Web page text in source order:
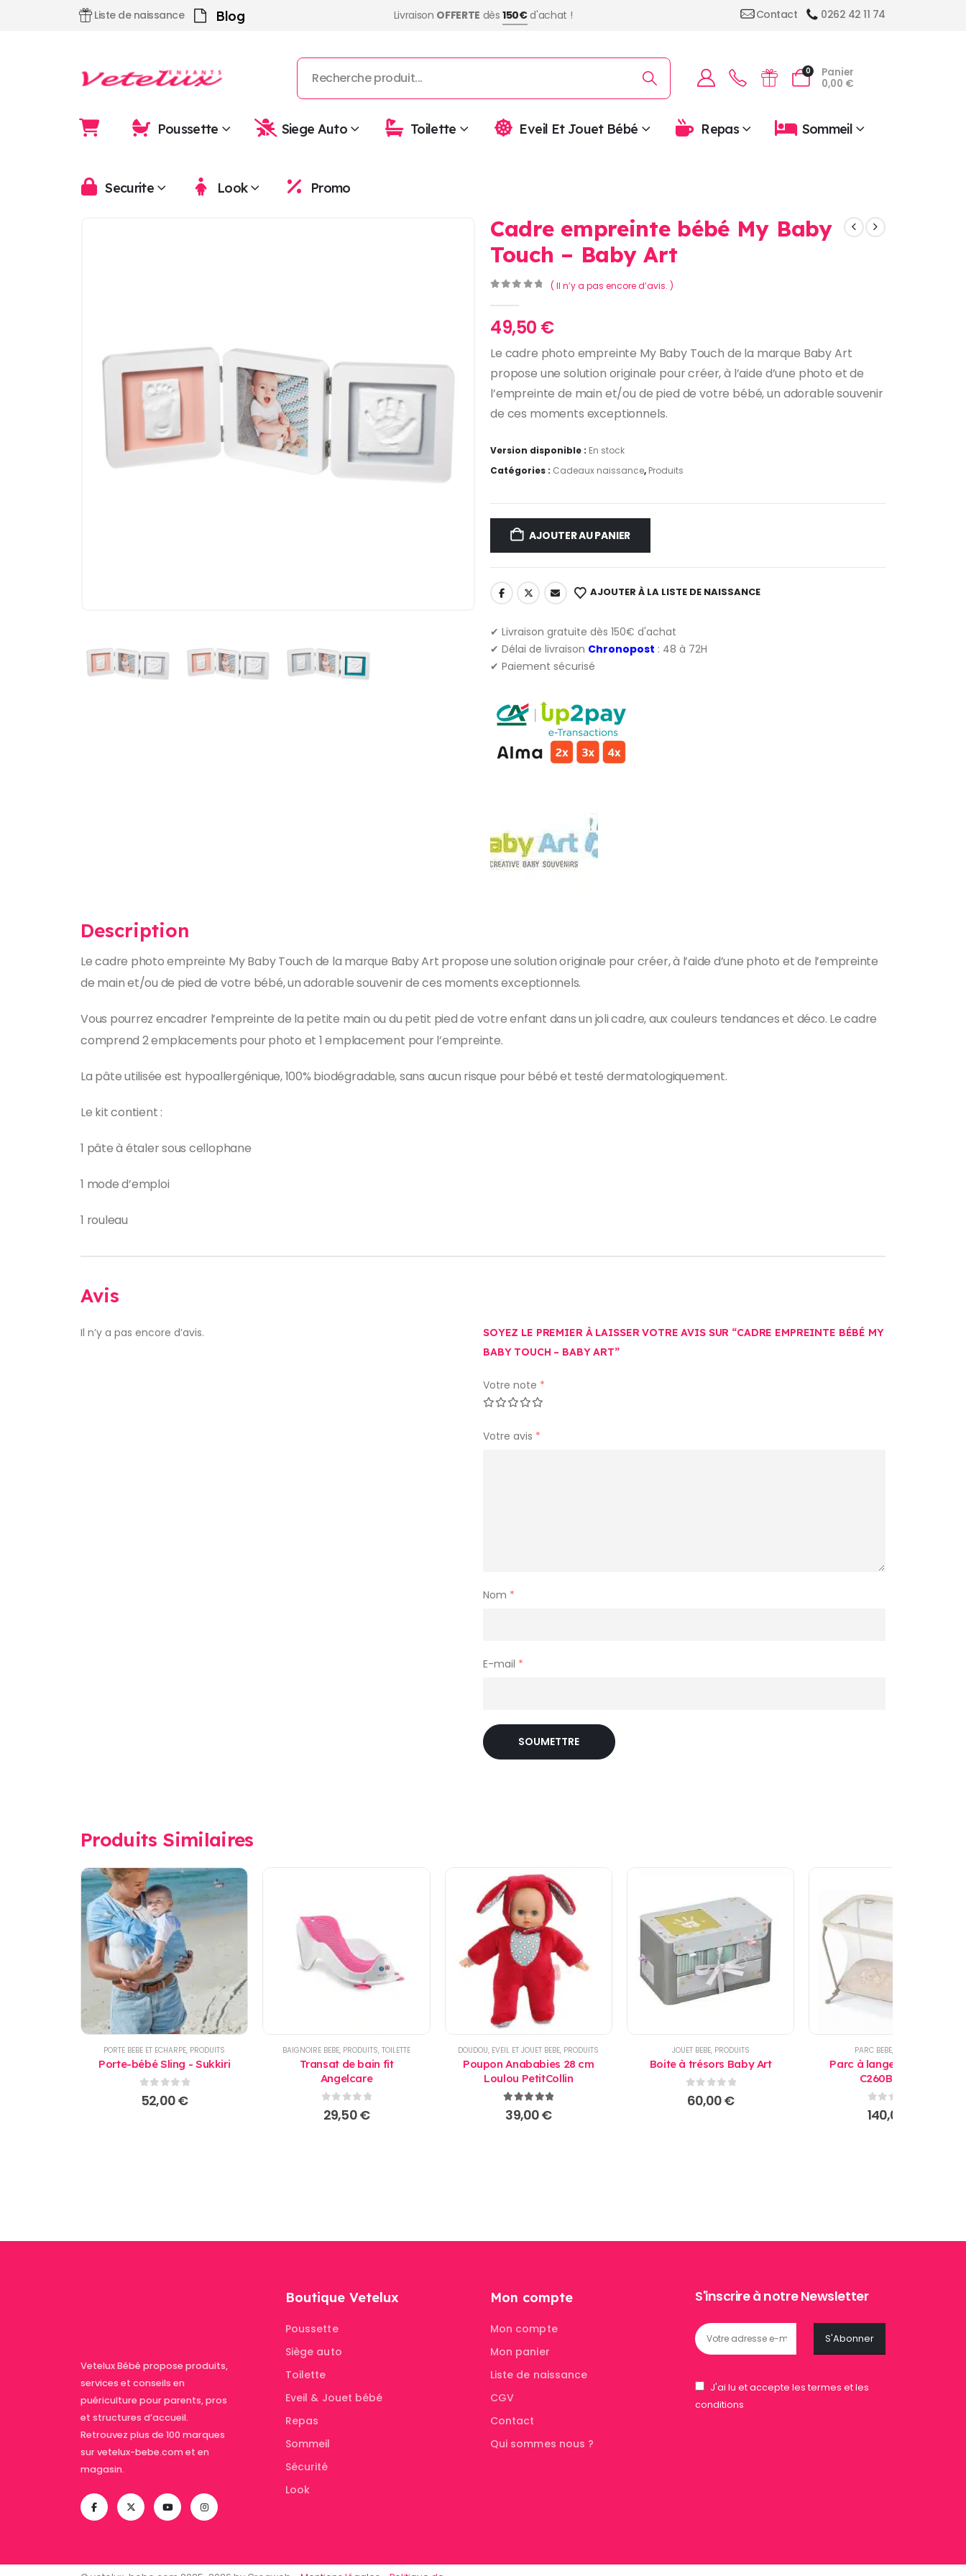
Liste de naissance Blog Livraison OFFERTE dès150€d'achat ! Contact 0262 42 11 74
0
Panier
0,00 €
Poussette Siege Auto Toilette Eveil Et Jouet Bébé Repas Sommeil
Securite Look Promo
Cadre empreinte bébé My Baby
Touch – Baby Art
( Il n’y a pas encore d’avis. )
49,50 €
Le cadre photo empreinte My Baby Touch de la marque Baby Art
propose une solution originale pour créer, à l’aide d’une photo et de
l’empreinte de main et/ou de pied de votre bébé, un adorable souvenir
de ces moments exceptionnels.
Version disponible : En stock
Catégories : Cadeaux naissance, Produits
AJOUTER AU PANIER
AJOUTER À LA LISTE DE NAISSANCE
✔ Livraison gratuite dès 150€ d'achat
✔ Délai de livraison Chronopost : 48 à 72H
✔ Paiement sécurisé
Description
Le cadre photo empreinte My Baby Touch de la marque Baby Art propose une solution originale pour créer, à l’aide d’une photo et de l’empreinte
de main et/ou de pied de votre bébé, un adorable souvenir de ces moments exceptionnels.
Vous pourrez encadrer l’empreinte de la petite main ou du petit pied de votre enfant dans un joli cadre, aux couleurs tendances et déco. Le cadre
comprend 2 emplacements pour photo et 1 emplacement pour l’empreinte.
La pâte utilisée est hypoallergénique, 100% biodégradable, sans aucun risque pour bébé et testé dermatologiquement.
Le kit contient :
1 pâte à étaler sous cellophane
1 mode d’emploi
1 rouleau
Avis
Il n’y a pas encore d’avis.
SOYEZ LE PREMIER À LAISSER VOTRE AVIS SUR “CADRE EMPREINTE BÉBÉ MY
BABY TOUCH – BABY ART”
Votre note *
Votre avis *
Nom *
E-mail *
Produits Similaires
PORTE BEBE ET ECHARPE, PRODUITS
Porte-bébé Sling - Sukkiri
0sur 5
52,00€
BAIGNOIRE BEBE, PRODUITS, TOILETTE
Transat de bain fit
Angelcare
0sur 5
29,50€
DOUDOU, EVEIL ET JOUET BEBE, PRODUITS
Poupon Anababies 28 cm
Loulou PetitCollin
5.00sur 5
39,00€
JOUET BEBE, PRODUITS
Boite à trésors Baby Art
0sur 5
60,00€
PARC BEBE,
Parc à langer Lusso B111
C260B - Cam
0 sur 5
140,00
Vetelux Bébé propose produits,
services et conseils en
puériculture pour parents, pros
et structures d’accueil.
Retrouvez plus de 100 marques
sur vetelux-bebe.com et en
magasin.
Boutique Vetelux
Poussette
Siège auto
Toilette
Eveil & Jouet bébé
Repas
Sommeil
Sécurité
Look
Mon compte
Mon compte
Mon panier
Liste de naissance
CGV
Contact
Qui sommes nous ?
S'inscrire à notre Newsletter
J'ai lu et accepte les termes et les
conditions